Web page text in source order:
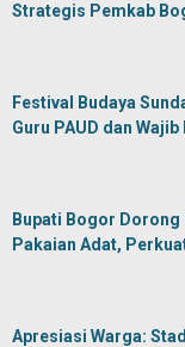
Strategis Pemkab
Festival Budaya
Guru PAUD dan
Bupati Bogor Dorong
Pakaian Adat,
Apresiasi Warga: